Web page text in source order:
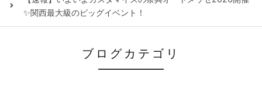
✨関西最大級のビッグイベント！
ブログカテゴリ